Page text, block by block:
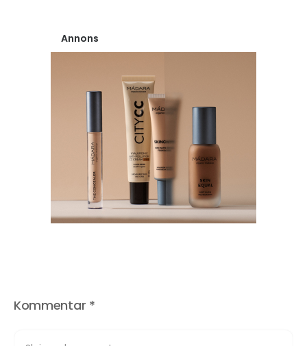
Annons
Kommentar *